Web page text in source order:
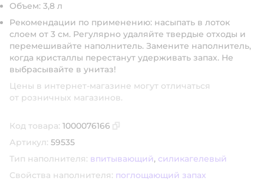
Объем: 3,8 л
Рекомендации по применению: насыпать в лоток
слоем от 3 см. Регулярно удаляйте твердые отходы и
перемешивайте наполнитель. Замените наполнитель,
когда кристаллы перестанут удерживать запах. Не
выбрасывайте в унитаз!
Цены в интернет-магазине могут отличаться
от розничных магазинов.
Код товара: 1000076166
Артикул: 59535
Тип наполнителя: впитывающий, силикагелевый
Свойства наполнителя: поглощающий запах